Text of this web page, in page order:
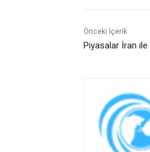
Önceki İçerik
Piyasalar İran ile